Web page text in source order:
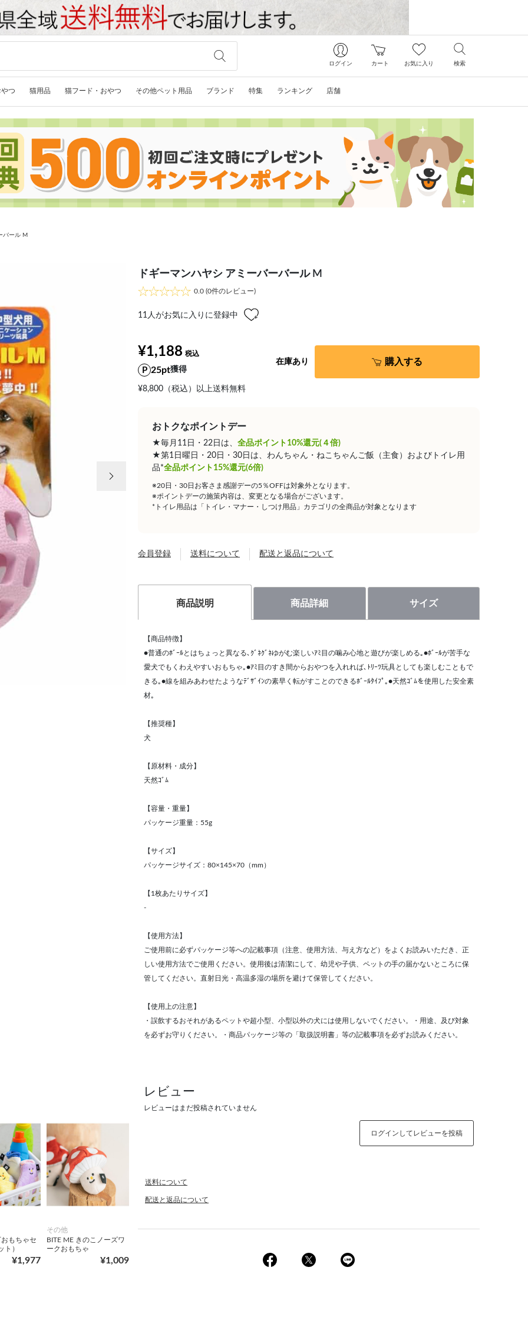
ログイン カート お気に入り 検索
つ 猫用品 猫フード・おやつ その他ペット用品 ブランド 特集 ランキング 店舗
バール M
もちゃセ
ト）
¥1,977
その他
BITE ME きのこノーズワ
ークおもちゃ
¥1,009
ドギーマンハヤシ アミーバーバール M
0.0 (0件のレビュー)
11人がお気に入りに登録中
¥1,188
25pt獲得
¥8,800（税込）以上送料無料
在庫あり 購入する
おトクなポイントデー
★毎月11日・22日は、 全品ポイント10%還元(４倍)
★第1日曜日・20日・30日は、わんちゃん・ねこちゃんご飯（主食）およびトイレ用
品*全品ポイント15%還元(6倍)
※20日・30日お客さま感謝デーの5％OFFは対象外となります。
※ポイントデーの施策内容は、変更となる場合がございます。
*トイレ用品は「トイレ・マナー・しつけ用品」カテゴリの全商品が対象となります
会員登録 送料について 配送と返品について
商品説明 商品詳細 サイズ
【商品特徴】
●普通のﾎﾞｰﾙとはちょっと異なる､ｸﾞﾈｸﾞﾈゆがむ楽しいｱﾐ目の噛み心地と遊びが楽しめる｡●ﾎﾞｰﾙが苦手な
愛犬でもくわえやすいおもちゃ｡●ｱﾐ目のすき間からおやつを入れれば､ﾄﾘｰﾂ玩具としても楽しむこともで
きる｡●線を組みあわせたようなﾃﾞｻﾞｲﾝの素早く転がすことのできるﾎﾞｰﾙﾀｲﾌﾟ｡●天然ｺﾞﾑを使用した安全素
材｡
【推奨種】
犬
【原材料・成分】
天然ｺﾞﾑ
【容量・重量】
パッケージ重量：55g
【サイズ】
パッケージサイズ：80×145×70（mm）
【1枚あたりサイズ】
-
【使用方法】
ご使用前に必ずパッケージ等への記載事項（注意、使用方法、与え方など）をよくお読みいただき、正
しい使用方法でご使用ください。使用後は清潔にして、幼児や子供、ペットの手の届かないところに保
管してください。直射日光・高温多湿の場所を避けて保管してください。
【使用上の注意】
・誤飲するおそれがあるペットや超小型、小型以外の犬には使用しないでください。・用途、及び対象
を必ずお守りください。・商品パッケージ等の「取扱説明書」等の記載事項を必ずお読みください。
レビュー
レビューはまだ投稿されていません
ログインしてレビューを投稿
送料について
配送と返品について